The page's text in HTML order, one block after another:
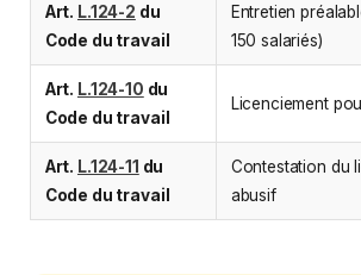
Art. L.124-2 du
Code du travail
Entretien
150 salariés)
Art. L.124-10 du
Code du travail
Licenciement
Art. L.124-11 du
Code du travail
Contestation du
abusif